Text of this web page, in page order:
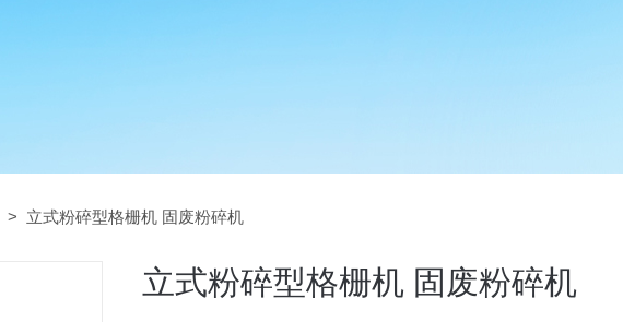
> 立式粉碎型格栅机 固废粉碎机
立式粉碎型格栅机 固废粉碎机